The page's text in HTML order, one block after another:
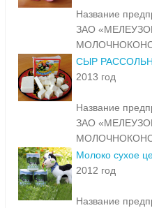
Название
ЗАО
СЫР
2013 год
Название
ЗАО
Молоко сухое
2012 год
Название